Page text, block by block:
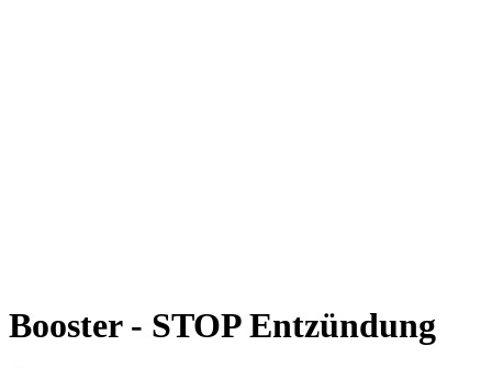
Booster - STOP Entzündung